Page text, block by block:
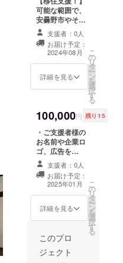
residents of
Home Japan,
enabling them
to use it for
shopping and
outings! We will
names of
supporters,
company logos,
advertisements
on a board.
Display size:
Up to A4 size
[Display Period]
One year from
the start of
display I will
send you
messages of
gratitude and
reports.
(approximately
once a month
exchanges per
day )✱valid
until the end of
August, 2026 If
the lessons are
online, I will use
Google Meet.
Lesson content
We can
accommodate
various needs
such as exam
preparation,
Eiken
preparation,
regular test
preparation,
conversation
(English
lessons are
limited to
beginners).
アドバイスいた
します。(1回の
訪問のみ対象)✱
有効期限 2026年
8月末 ・ご希望
の場合は、観光
地へ同行し可能
な範囲でサポー
トをいたします
(最大4人まで:1
象)。 ・当方、車
を持っていない
ため、車で来て
いただくか、ま
たは、タクシー
を予約していた
だきます。 （車
やタクシーにか
かる経費は、ご
負担ください） I
will help you
with tourism
information of
the areas of
Azumino City,
Omachi City, or
可能な範囲で、
安曇野市やその
周辺への移住を
サポートをしま
す。メールで情
報提供をしたり
アドバイスいた
します。私自
で、安曇野移住
を実現しまし
た。その経験を
生かして、でき
る範囲内でサ
ポートさせてい
ただきます。✱
有効期限 2026年
8月末 ・ご希望
見学に同行し、
可能な範囲でサ
ます。(最大4人
まで:1回の訪問
のみ対象)。 ・当
支援者：0人
お届け予定：
2024年08月
詳細を見る
こ
の
リ
タ
ー
ン
を
選
択
す
る
100,000円 残り15
・ご支援者様の
お名前や企業ロ
ゴ、広告を
「Home
Japan」の室内
ボードに掲示し
ます。 ・掲載サ
イズ： A4 サイ
ズまで 【掲示期
間】 掲示開始か
しやリフォーム
の進捗状況が
はっきりと予想
支援者：0人
お届け予定：
2025年01月
詳細を見る
こ
の
リ
タ
ー
ン
を
選
択
す
る
このプロ
ジェクト